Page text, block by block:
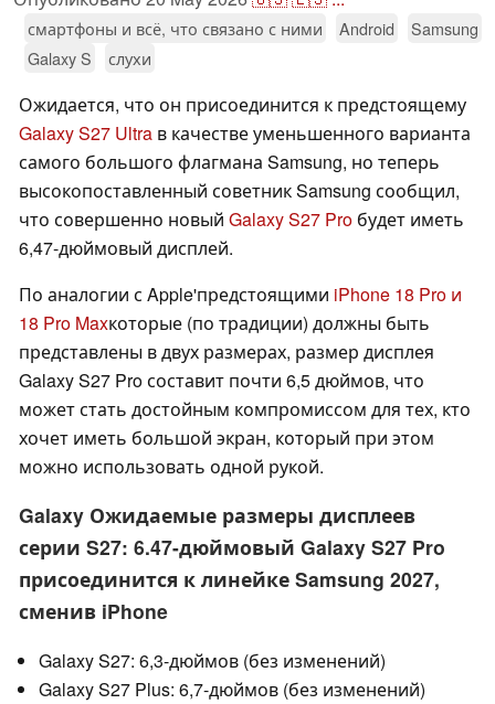
смартфоны и всё, что связано с ними Android
Samsung
Galaxy S
слухи
Ожидается, что он присоединится к предстоящему
Galaxy S27 Ultra в качестве уменьшенного варианта
самого большого флагмана Samsung, но теперь
высокопоставленный советник Samsung сообщил,
что совершенно новый Galaxy S27 Pro будет иметь
6,47-дюймовый дисплей.
По аналогии с Apple'предстоящими iPhone 18 Pro и
18 Pro Maxкоторые (по традиции) должны быть
представлены в двух размерах, размер дисплея
Galaxy S27 Pro составит почти 6,5 дюймов, что
может стать достойным компромиссом для тех, кто
хочет иметь большой экран, который при этом
можно использовать одной рукой.
Galaxy Ожидаемые размеры дисплеев
серии S27: 6.47-дюймовый Galaxy S27 Pro
присоединится к линейке Samsung 2027,
сменив iPhone
Galaxy S27: 6,3-дюймов (без изменений)
Galaxy S27 Plus: 6,7-дюймов (без изменений)